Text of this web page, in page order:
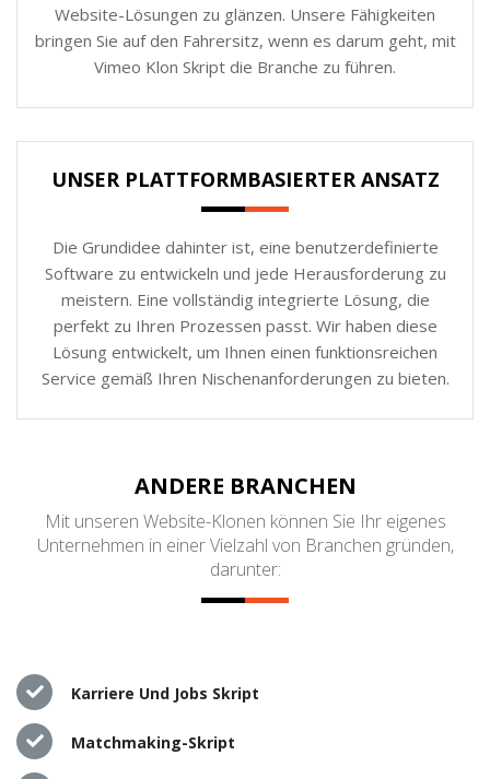
Website-Lösungen zu glänzen. Unsere Fähigkeiten
bringen Sie auf den Fahrersitz, wenn es darum geht, mit
Vimeo Klon Skript die Branche zu führen.
UNSER PLATTFORMBASIERTER ANSATZ
Die Grundidee dahinter ist, eine benutzerdefinierte
Software zu entwickeln und jede Herausforderung zu
meistern. Eine vollständig integrierte Lösung, die
perfekt zu Ihren Prozessen passt. Wir haben diese
Lösung entwickelt, um Ihnen einen funktionsreichen
Service gemäß Ihren Nischenanforderungen zu bieten.
ANDERE BRANCHEN
Mit unseren Website-Klonen können Sie Ihr eigenes
Unternehmen in einer Vielzahl von Branchen gründen,
darunter:
Karriere Und Jobs Skript
Matchmaking-Skript